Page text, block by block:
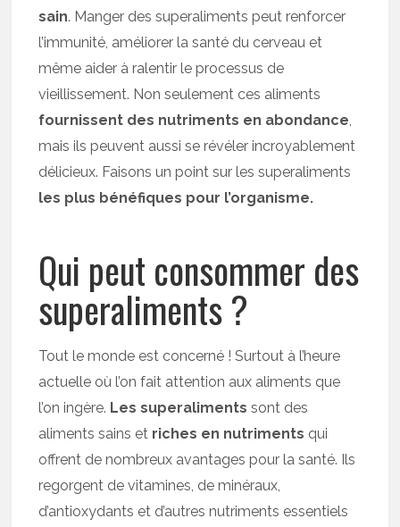
sain. Manger des superaliments peut renforcer
l’immunité, améliorer la santé du cerveau et
même aider à ralentir le processus de
vieillissement. Non seulement ces aliments
fournissent des nutriments en abondance
mais ils peuvent aussi se révéler incroyablement
délicieux. Faisons un point sur les superaliments
les plus bénéfiques pour l’organisme.
Qui peut consommer des
superaliments ?
Tout le monde est concerné ! Surtout à l’heure
actuelle où l’on fait attention aux aliments que
l’on ingère. Les superaliments sont des
aliments sains et riches en nutriments qui
offrent de nombreux avantages pour la santé. Ils
regorgent de vitamines, de minéraux,
d’antioxydants et d’autres nutriments essentiels